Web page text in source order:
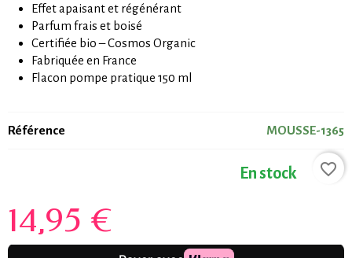
Effet apaisant et régénérant
Parfum frais et boisé
Certifiée bio – Cosmos Organic
Fabriquée en France
Flacon pompe pratique 150 ml
Référence MOUSSE-1365
En stock favorite_border
14,95 €